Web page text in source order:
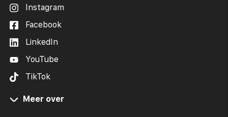
Instagram
Facebook
LinkedIn
YouTube
TikTok
Meer over